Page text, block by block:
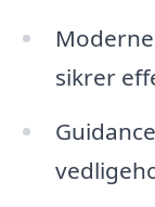
sikrer